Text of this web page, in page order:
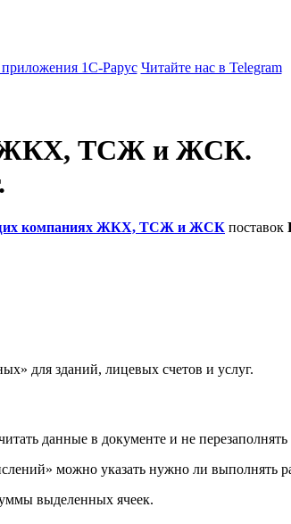
1С-Рарус Читайте нас в Telegram
ЖКХ, ТСЖ и ЖСК.
компаниях ЖКХ, ТСЖ и ЖСК поставок
для зданий, лицевых счетов и услуг.
данные в документе и не
можно указать нужно ли выполнять
выделенных ячеек.